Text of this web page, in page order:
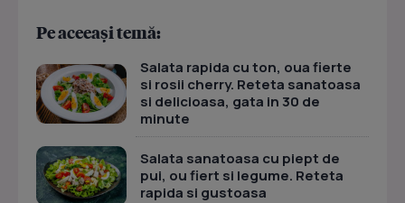
Pe aceeași temă:
Salata rapida cu ton, oua fierte
si rosii cherry. Reteta sanatoasa
si delicioasa, gata in 30 de
minute
Salata sanatoasa cu piept de
pui, ou fiert si legume. Reteta
rapida si gustoasa